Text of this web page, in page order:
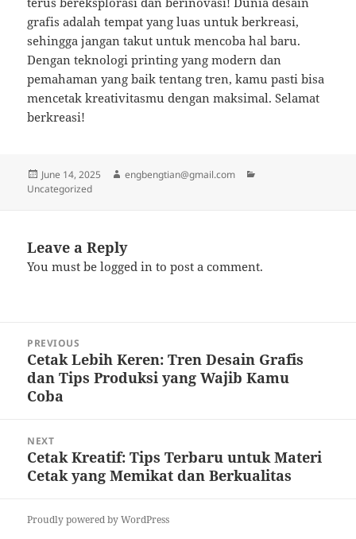
grafis adalah tempat yang luas untuk berkreasi,
sehingga jangan takut untuk mencoba hal baru.
Dengan teknologi printing yang modern dan
pemahaman yang baik tentang tren, kamu pasti bisa
mencetak kreativitasmu dengan maksimal. Selamat
berkreasi!
Posted
on
June 14, 2025 Author
engbengtian@gmail.com
Uncategorized
Leave a Reply
You must belogged in to post a comment.
navigation
PREVIOUS
Previous
post:
Cetak Lebih Keren: Tren Desain Grafis
dan Tips Produksi yang Wajib Kamu
Coba
NEXT
Next
post:
Cetak Kreatif: Tips Terbaru untuk Materi
Cetak yang Memikat dan Berkualitas
Proudly powered by WordPress